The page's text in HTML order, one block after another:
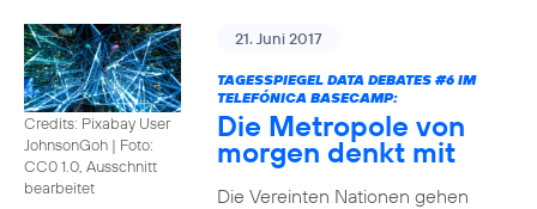
Credits: Pixabay User
JohnsonGoh | Foto:
CC0 1.0, Ausschnitt
bearbeitet
21. Juni 2017
TAGESSPIEGEL DATA DEBATES #6IM
TELEFÓNICA BASECAMP:
Die Metropole von
morgen denkt mit
Die Vereinten Nationen gehen